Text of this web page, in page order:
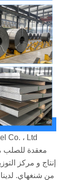
إنتاج و مركز
من شنغهاي. لدينا